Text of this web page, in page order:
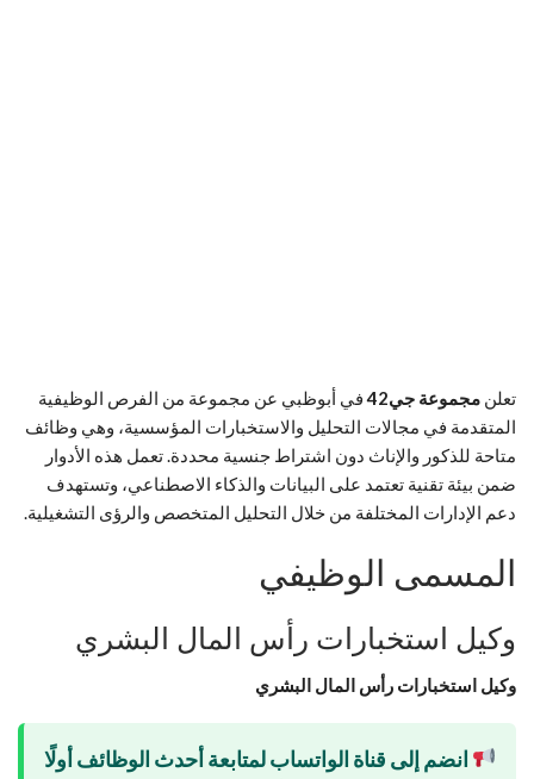
تعلن مجموعة جي42
في أبوظبي عن مجموعة من الفرص الوظيفية
المتقدمة في مجالات التحليل والاستخبارات المؤسسية، وهي وظائف
متاحة للذكور والإناث دون اشتراط جنسية محددة. تعمل هذه الأدوار
ضمن بيئة تقنية تعتمد على البيانات والذكاء الاصطناعي، وتستهدف
دعم الإدارات المختلفة من خلال التحليل المتخصص والرؤى التشغيلية.
المسمى الوظيفي
وكيل استخبارات رأس المال البشري
وكيل استخبارات رأس المال البشري
انضم إلى قناة الواتساب لمتابعة أحدث الوظائف أولًا